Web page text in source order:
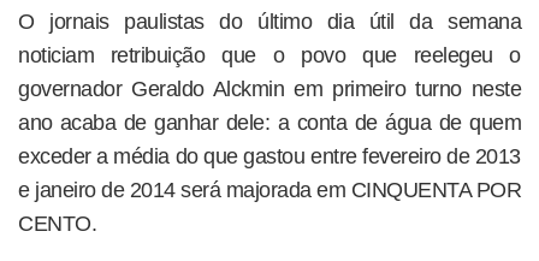
O jornais paulistas do último dia útil da semana
noticiam retribuição que o povo que reelegeu o
governador Geraldo Alckmin em primeiro turno neste
ano acaba de ganhar dele: a conta de água de quem
exceder a média do que gastou entre fevereiro de 2013
e janeiro de 2014 será majorada em CINQUENTA POR
CENTO.